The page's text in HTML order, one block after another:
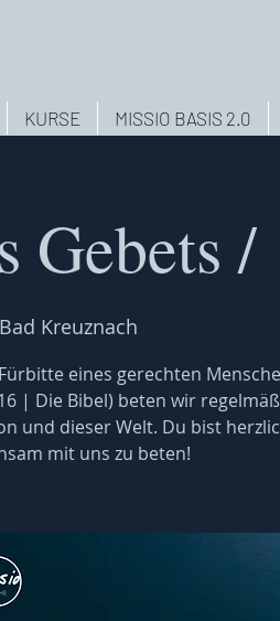
MISSIO BASIS 2.0
KURSE
Gebets /
Bad Kreuznach
eines gerechten
| Die Bibel) beten wir
und dieser Welt. Du bist
mit uns zu beten!